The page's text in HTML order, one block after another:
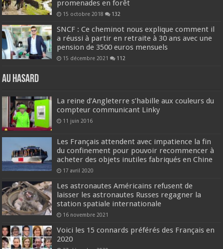
promenades en forêt
15 octobre 2018 132
SNCF : Ce cheminot nous explique comment il
a réussi à partir en retraite à 30 ans avec une
pension de 3500 euros mensuels
15 décembre 2021 112
Au hasard
La reine d’Angleterre s’habille aux couleurs du
compteur communicant Linky
11 juin 2016
Les Français attendent avec impatience la fin
du confinement pour pouvoir recommencer à
acheter des objets inutiles fabriqués en Chine
17 avril 2020
Les astronautes Américains refusent de
laisser les astronautes Russes regagner la
station spatiale internationale
16 novembre 2021
Voici les 15 connards préférés des Français en
2020